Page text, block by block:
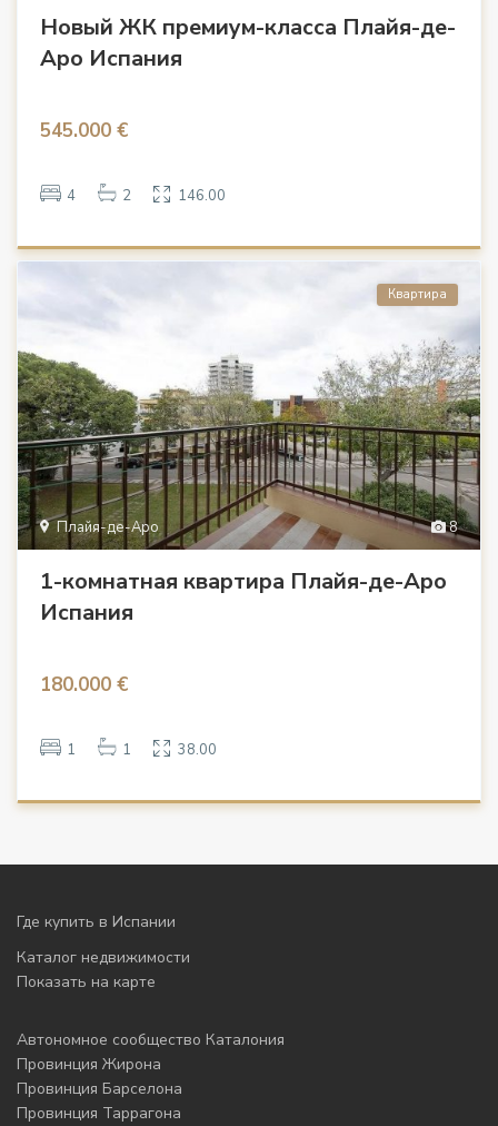
Новый ЖК премиум-класса Плайя-де-
Аро Испания
545.000 €
4 2 146.00
8
Плайя-де-Аро
Квартира
1-комнатная квартира Плайя-де-Аро
Испания
180.000 €
1 1 38.00
Где купить в Испании
Каталог недвижимости
Показать на карте
Автономное сообщество Каталония
Провинция Жирона
Провинция Барселона
Провинция Таррагона